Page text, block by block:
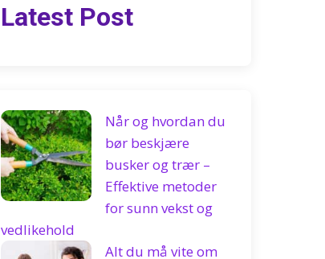
Latest Post
Når og hvordan du
bør beskjære
busker og trær –
Effektive metoder
for sunn vekst og
vedlikehold
Alt du må vite om